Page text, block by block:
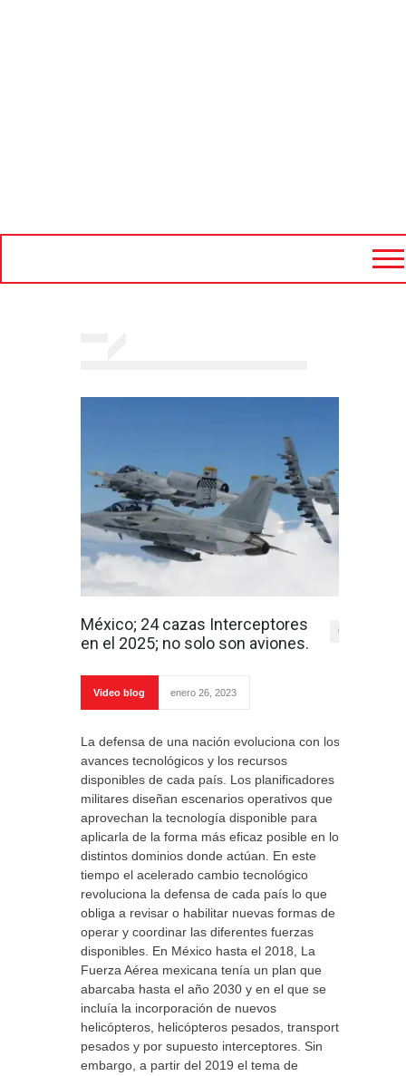
México; 24 cazas Interceptores
en el 2025; no solo son aviones.
0
Video blog enero 26, 2023
La defensa de una nación evoluciona con los
avances tecnológicos y los recursos
disponibles de cada país. Los planificadores
militares diseñan escenarios operativos que
aprovechan la tecnología disponible para
aplicarla de la forma más eficaz posible en los
distintos dominios donde actúan. En este
tiempo el acelerado cambio tecnológico
revoluciona la defensa de cada país lo que
obliga a revisar o habilitar nuevas formas de
operar y coordinar las diferentes fuerzas
disponibles. En México hasta el 2018, La
Fuerza Aérea mexicana tenía un plan que
abarcaba hasta el año 2030 y en el que se
incluía la incorporación de nuevos
helicópteros, helicópteros pesados, transportes
pesados y por supuesto interceptores. Sin
embargo, a partir del 2019 el tema de